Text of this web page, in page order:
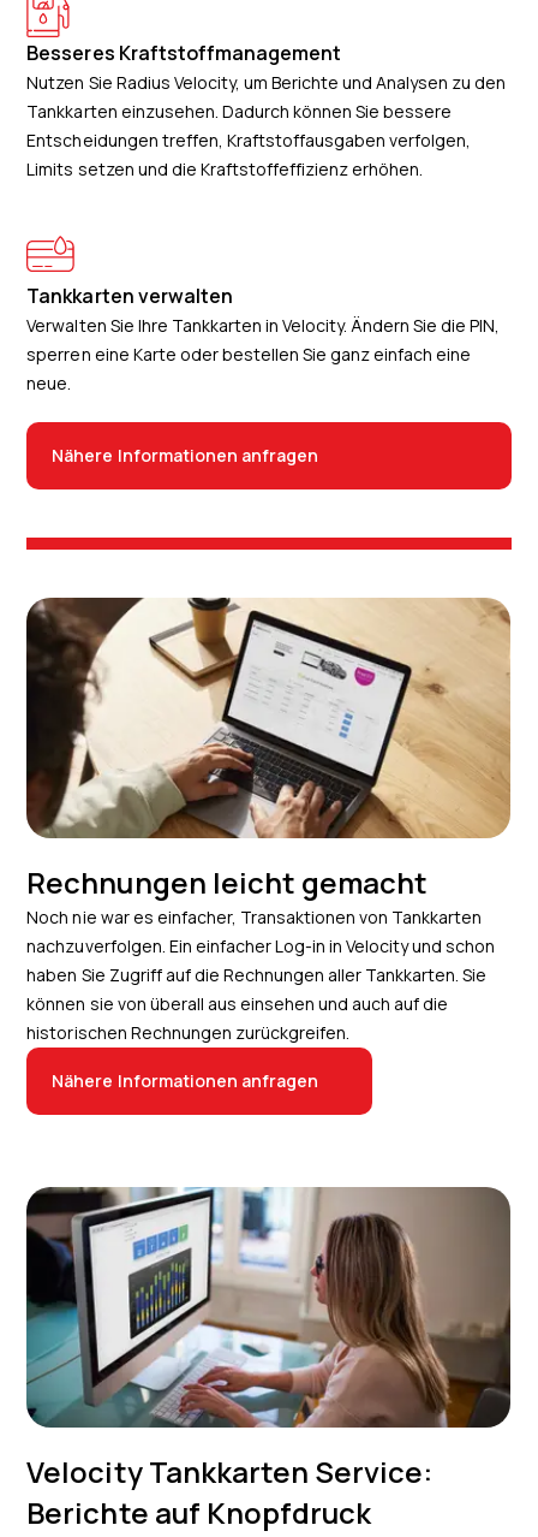
Besseres Kraftstoffmanagement
Nutzen Sie Radius Velocity, um Berichte und Analysen zu den
Tankkarten einzusehen. Dadurch können Sie bessere
Entscheidungen treffen, Kraftstoffausgaben verfolgen,
Limits setzen und die Kraftstoffeffizienz erhöhen.
Tankkarten verwalten
Verwalten Sie Ihre Tankkarten in Velocity. Ändern Sie die PIN,
sperren eine Karte oder bestellen Sie ganz einfach eine
neue.
Nähere Informationen anfragen
Rechnungen leicht gemacht
Noch nie war es einfacher, Transaktionen von Tankkarten
nachzuverfolgen. Ein einfacher Log-in in Velocity und schon
haben Sie Zugriff auf die Rechnungen aller Tankkarten. Sie
können sie von überall aus einsehen und auch auf die
historischen Rechnungen zurückgreifen.
Nähere Informationen anfragen
Velocity Tankkarten Service:
Berichte auf Knopfdruck